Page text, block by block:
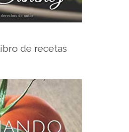
de recetas